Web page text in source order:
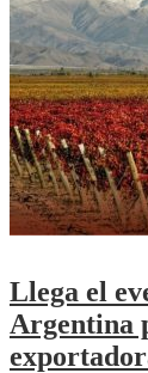
Llega el
Argentina